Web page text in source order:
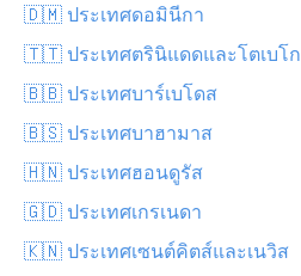
🇩🇲 ประเทศดอมินีกา
🇹🇹 ประเทศตรินิแดดและโตเบโก
🇧🇧 ประเทศบาร์เบโดส
🇧🇸 ประเทศบาฮามาส
🇭🇳 ประเทศฮอนดูรัส
🇬🇩 ประเทศเกรเนดา
🇰🇳 ประเทศเซนต์คิตส์และเนวิส